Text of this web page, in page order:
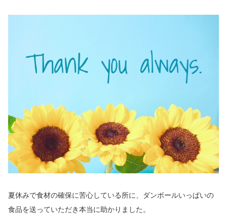
夏休みで食材の確保に苦心している所に、ダンボールいっぱいの
食品を送っていただき本当に助かりました。